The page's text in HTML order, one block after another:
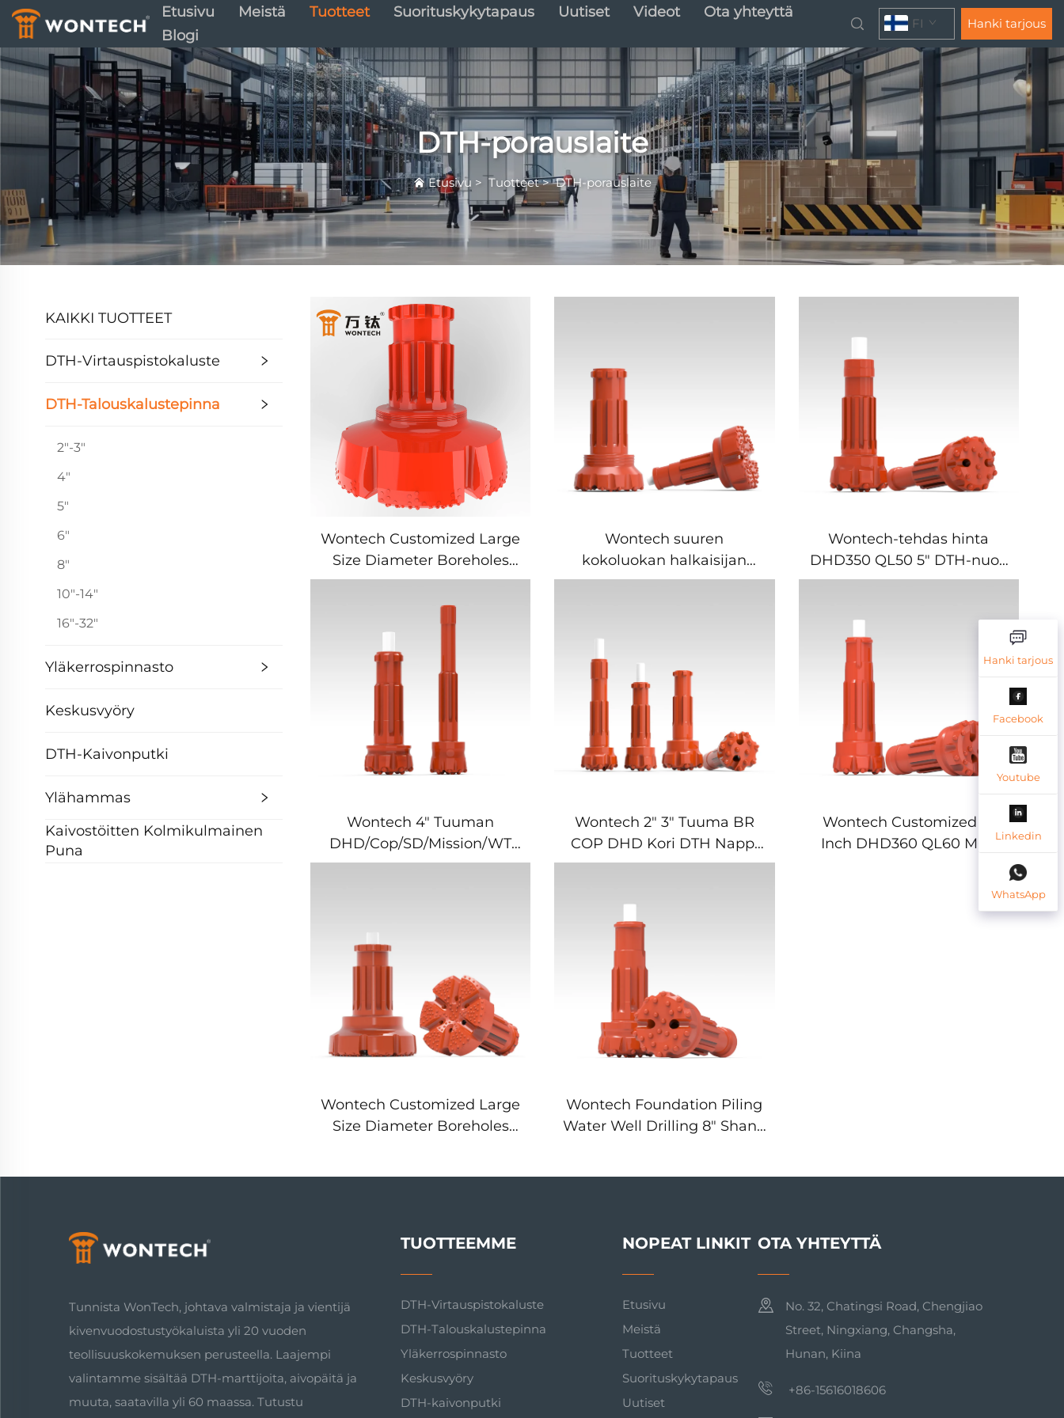
Etusivu Meistä Tuotteet Suorituskykytapaus Uutiset Videot
Ota yhteyttä
Blogi
FI Hanki tarjous
DTH-porauslaite
Etusivu > Tuotteet>DTH-porauslaite
KAIKKI TUOTTEET
DTH-Virtauspistokaluste
DTH-Talouskalustepinna
2"-3"
4"
5"
6"
8"
10"-14"
16"-32"
Yläkerrospinnasto
Keskusvyöry
DTH-Kaivonputki
Ylähammas
Kaivostöitten Kolmikulmainen
Puna
Wontech Customized Large
Size Diameter Boreholes
Drilling 18" 24" 32" Inch DTH
Drill Bit perustepilvin ja
vedenpohjauskäyttöön
Wontech suuren
kokoluokan halkaisijan
aivopohjien kaivaminen
Wontech-tehdas hinta
DHD350 QL50 5" DTH-nuoli
bitti vesibitti
Wontech 4" Tuuman
DHD/Cop/SD/Mission/WT
DTH Painikkeen Koppari
Rynnäkköön
Wontech 2" 3" Tuuma BR
COP DHD Kori DTH Nappi
Drill Osa
Wontech Customized 6"
Inch DHD360 QL60 M60
Kaivostoimintaan ja
Wontech Customized Large
Size Diameter Boreholes
Wontech Foundation Piling
Water Well Drilling 8" Shank
Hanki tarjous
Facebook
Youtube
Linkedin
WhatsApp
Tunnista WonTech, johtava valmistaja ja vientijä
kivenvuodostustyökaluista yli 20 vuoden
teollisuuskokemuksen perusteella. Laajempi
valintamme sisältää DTH-marttijoita, aivopäitä ja
muuta, saatavilla yli 60 maassa. Tutustu
TUOTTEEMME
DTH-Virtauspistokaluste
DTH-Talouskalustepinna
Yläkerrospinnasto
Keskusvyöry
DTH-kaivonputki
NOPEAT LINKIT
Etusivu
Meistä
Tuotteet
Suorituskykytapaus
Uutiset
OTA YHTEYTTÄ
No. 32, Chatingsi Road, Chengjiao
Street, Ningxiang, Changsha,
Hunan, Kiina
+86-15616018606